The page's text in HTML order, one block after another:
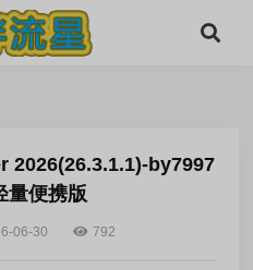
2026(26.3.1.1)-by7997
量便携版
06-30 792